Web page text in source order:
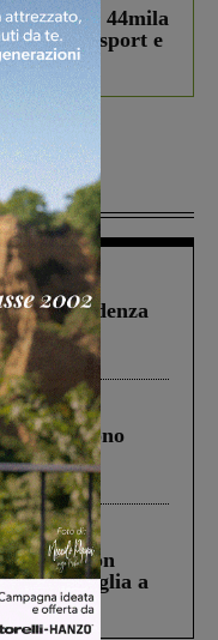
oltre 44mila
per lo sport e
la scadenza
“Un
cui morirono
il
tir....
Castiglion
la figlia a